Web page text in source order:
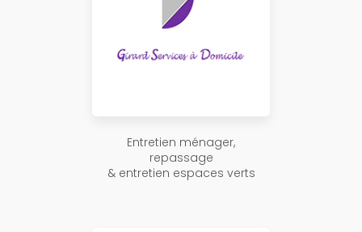
Entretien ménager,
repassage
& entretien espaces verts